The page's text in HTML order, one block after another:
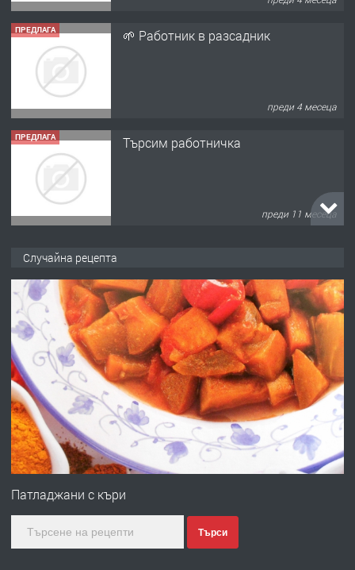
ПРЕДЛАГА Търсим работничка
преди 11 месеца
ПРЕДЛАГА
Продава употребявани чисти и
преди 1 година
преди 1 година
ПРЕДЛАГА
Първи поход "По стъпките на Ангел
Войвода"
преди 1 година
ПРЕДЛАГА
Монтажник на малки детайли за
Случайна рецепта
Патладжани с къри
Търси